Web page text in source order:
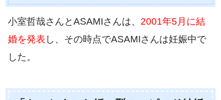
小室哲哉さんとASAMIさんは、 2001年5月に結
婚を発表 し、その時点でASAMIさんは妊娠中で
した。